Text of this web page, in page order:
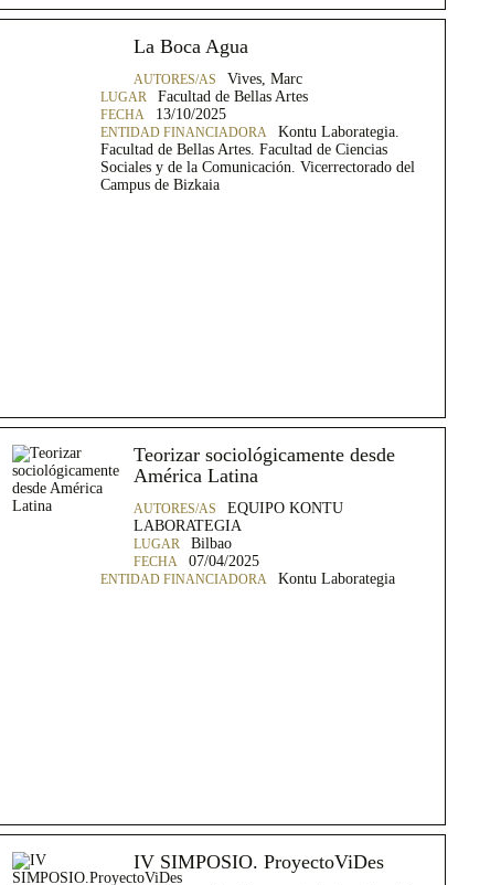
La Boca Agua
Vives, Marc
Facultad de Bellas Artes
13/10/2025
Kontu Laborategia.
Facultad de Bellas Artes. Facultad de Ciencias
Sociales y de la Comunicación. Vicerrectorado del
Campus de Bizkaia
Teorizar sociológicamente desde
América Latina
EQUIPO KONTU
LABORATEGIA
Bilbao
07/04/2025
Kontu Laborategia
IV SIMPOSIO. ProyectoViDes